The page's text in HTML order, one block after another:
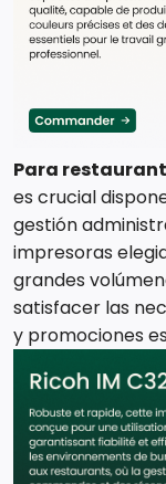
Para
es crucial
gestión
impresoras
grandes
satisfacer las
y promociones